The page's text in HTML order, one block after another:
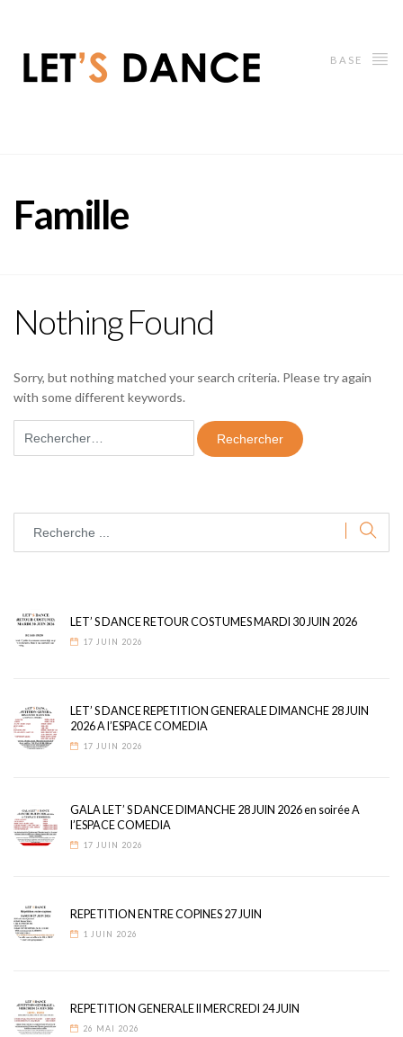
BASE
Famille
Nothing Found
Sorry, but nothing matched your search criteria. Please try again
with some different keywords.
LET’ S DANCE RETOUR COSTUMES MARDI 30 JUIN 2026
17 JUIN 2026
LET’ S DANCE REPETITION GENERALE DIMANCHE 28 JUIN
2026 A l’ESPACE COMEDIA
17 JUIN 2026
GALA LET’ S DANCE DIMANCHE 28 JUIN 2026 en soirée A
l’ESPACE COMEDIA
17 JUIN 2026
REPETITION ENTRE COPINES 27 JUIN
1 JUIN 2026
REPETITION GENERALE II MERCREDI 24 JUIN
26 MAI 2026